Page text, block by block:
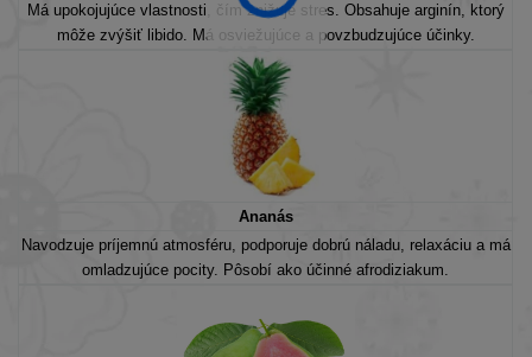
Má upokojujúce vlastnosti, čím znižuje stres. Obsahuje arginín, ktorý
môže zvýšiť libido. Má osviežujúce a povzbudzujúce účinky.
Ananás
Navodzuje príjemnú atmosféru, podporuje dobrú náladu, relaxáciu a má
omladzujúce pocity. Pôsobí ako účinné afrodiziakum.